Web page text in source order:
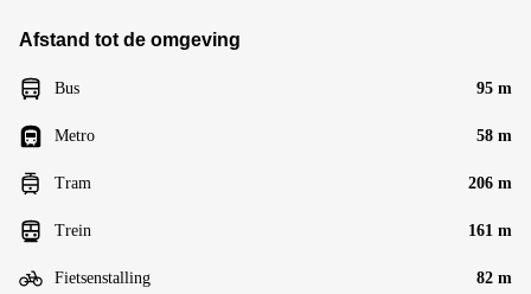
Afstand tot de omgeving
Bus 95 m
Metro 58 m
Tram 206 m
Trein 161 m
Fietsenstalling 82 m